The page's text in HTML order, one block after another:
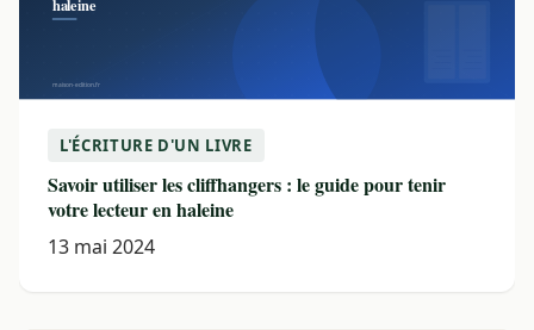
L'ÉCRITURE D'UN LIVRE
Savoir utiliser les cliffhangers : le guide pour tenir
votre lecteur en haleine
13 mai 2024